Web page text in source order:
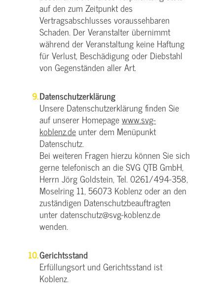
auf den zum Zeitpunkt des
Vertragsabschlusses voraussehbaren
Schaden. Der Veranstalter übernimmt
während der Veranstaltung keine Haftung
für Verlust, Beschädigung oder Diebstahl
von Gegenständen aller Art.
Datenschutzerklärung
Unsere Datenschutzerklärung finden Sie
auf unserer Homepagewww.svg-
koblenz.de unter dem Menüpunkt
Datenschutz.
Bei weiteren Fragen hierzu können Sie sich
gerne telefonisch an die SVG QTB GmbH,
Herrn Jörg Goldstein, Tel. 0261/494-358,
Moselring 11, 56073 Koblenz oder an den
zuständigen Datenschutzbeauftragten
unter datenschutz@svg-koblenz.de
wenden.
Gerichtsstand
Erfüllungsort und Gerichtsstand ist
Koblenz.